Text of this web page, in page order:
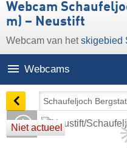
Webcam
m) – Neustift
Webcam van hetskigebied
Webcams
Niet actueel